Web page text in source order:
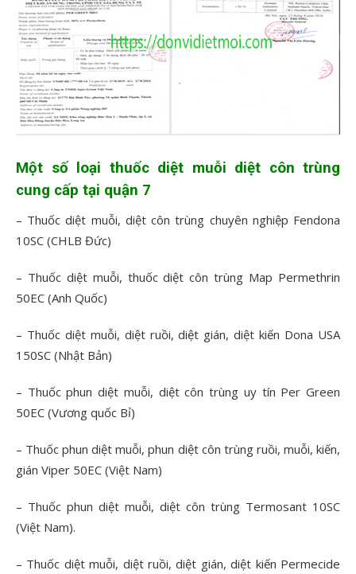
Một số loại thuốc diệt muỗi diệt côn trùng
cung cấp tại quận 7
– Thuốc diệt muỗi, diệt côn trùng chuyên nghiệp Fendona
10SC (CHLB Đức)
– Thuốc diệt muỗi, thuốc diệt côn trùng Map Permethrin
50EC (Anh Quốc)
– Thuốc diệt muỗi, diệt ruồi, diệt gián, diệt kiến Dona USA
150SC (Nhật Bản)
– Thuốc phun diệt muỗi, diệt côn trùng uy tín Per Green
50EC (Vương quốc Bỉ)
– Thuốc phun diệt muỗi, phun diệt côn trùng ruồi, muỗi, kiến,
gián Viper 50EC (Việt Nam)
– Thuốc phun diệt muỗi, diệt côn trùng Termosant 10SC
(Việt Nam).
– Thuốc diệt muỗi, diệt ruồi, diệt gián, diệt kiến Permecide